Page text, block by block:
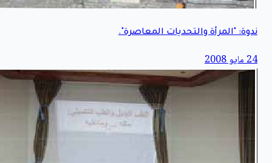
ندوة: "المرأة والتحديات المعاصرة".
24 مايو 2008